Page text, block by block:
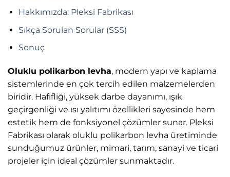
Hakkımızda: Pleksi Fabrikası
Sıkça Sorulan Sorular (SSS)
Sonuç
Oluklu polikarbon levha, modern yapı ve kaplama
sistemlerinde en çok tercih edilen malzemelerden
biridir. Hafifliği, yüksek darbe dayanımı, ışık
geçirgenliği ve ısı yalıtımı özellikleri sayesinde hem
estetik hem de fonksiyonel çözümler sunar. Pleksi
Fabrikası olarak oluklu polikarbon levha üretiminde
sunduğumuz ürünler, mimari, tarım, sanayi ve ticari
projeler için ideal çözümler sunmaktadır.